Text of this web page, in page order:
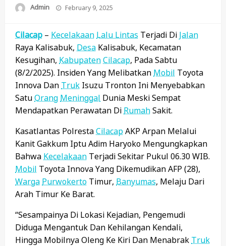
Admin
Posted
February 9, 2025
Cilacap – Kecelakaan Lalu Lintas Terjadi Di Jalan
Raya Kalisabuk, Desa Kalisabuk, Kecamatan
Kesugihan, KabupatenCilacap, Pada Sabtu
(8/2/2025). Insiden Yang Melibatkan Mobil Toyota
Innova Dan Truk Isuzu Tronton Ini Menyebabkan
SatuOrang Meninggal Dunia Meski Sempat
Mendapatkan Perawatan Di RumahSakit.
Kasatlantas PolrestaCilacapAKP Arpan Melalui
Kanit Gakkum Iptu Adim Haryoko Mengungkapkan
Bahwa Kecelakaan Terjadi Sekitar Pukul 06.30 WIB.
Mobil Toyota Innova Yang Dikemudikan AFP (28),
Warga Purwokerto Timur, Banyumas, Melaju Dari
Arah Timur Ke Barat.
“Sesampainya Di Lokasi Kejadian, Pengemudi
Diduga Mengantuk Dan Kehilangan Kendali,
Hingga Mobilnya Oleng Ke Kiri Dan Menabrak Truk